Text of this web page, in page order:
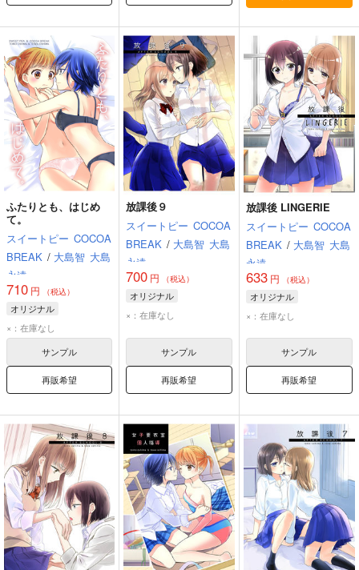
ふたりとも、はじめ
て。
スイートピー COCOA
BREAK / 大島智 大島
永遠
710 円 （税込）
オリジナル
×：在庫なし
サンプル
再販希望
放課後９
スイートピー COCOA
BREAK / 大島智 大島
永遠
700 円 （税込）
オリジナル
×：在庫なし
サンプル
再販希望
放課後 LINGERIE
スイートピー COCOA
BREAK / 大島智 大島
永遠
633円 （税込）
オリジナル
×：在庫なし
サンプル
再販希望